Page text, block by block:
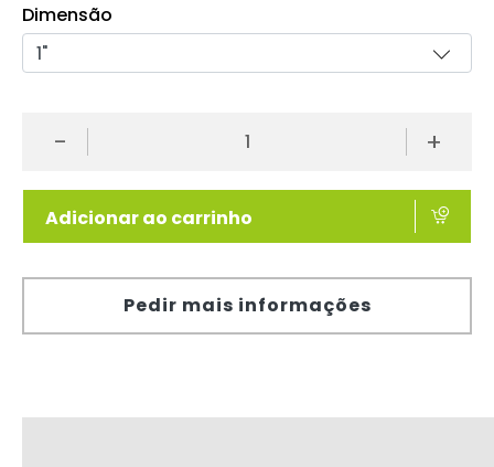
Dimensão
- +
Adicionar ao carrinho
Pedir mais informações